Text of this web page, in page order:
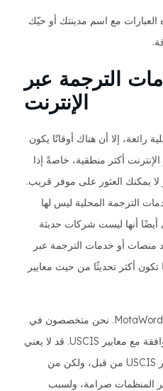
مع اسم مدينتك أو حيّك
الترجمة عبر
الإنترنت
رائعة، إلا أن هناك أوقاتًا يكون
أكثر منطقية، خاصةً إذا
يمكنك العثور على موفر قريب.
الترجمة المحلية ليس لها
أيضًا أنها ليست شركات حديثة
منصات أو خدمات الترجمة عبر
تكون أكثر تحديثًا من حيث معايير
أحد أفضل الخدمات المتاحة هي MotaWord. نحن متخصصون في
ترجمة المستندات المعتمدة المتوافقة مع معايير USCIS. قد لا يعني
هذا الكثير إذا لم تتعامل مع معايير USCIS من قبل، ولكن من
المنظمات صرامة، ولسبب